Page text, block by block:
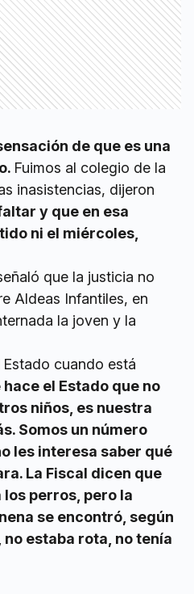
de que es una
Fuimos al colegio de la
inasistencias, dijeron
y que en esa
ni el miércoles,
que la justicia no
Aldeas Infantiles, en
la joven y la
cuando está
hace el Estado que no
niños, es nuestra
Somos un número
les interesa saber qué
La Fiscal dicen que
los perros, pero la
se encontró, según
estaba rota, no tenía